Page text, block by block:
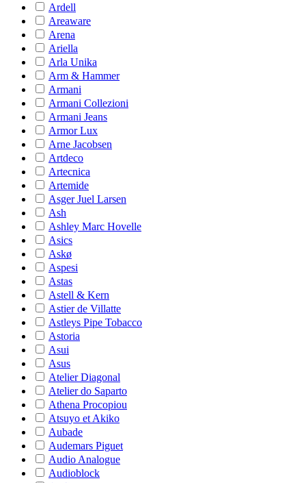
Ardell
Areaware
Arena
Ariella
Arla Unika
Arm & Hammer
Armani
Armani Collezioni
Armani Jeans
Armor Lux
Arne Jacobsen
Artdeco
Artecnica
Artemide
Asger Juel Larsen
Ash
Ashley Marc Hovelle
Asics
Askø
Aspesi
Astas
Astell & Kern
Astier de Villatte
Astleys Pipe Tobacco
Astoria
Asui
Asus
Atelier Diagonal
Atelier do Saparto
Athena Procopiou
Atsuyo et Akiko
Aubade
Audemars Piguet
Audio Analogue
Audioblock